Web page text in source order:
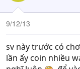
9/12/13
sv này trước có
lần ấy coin nhiều